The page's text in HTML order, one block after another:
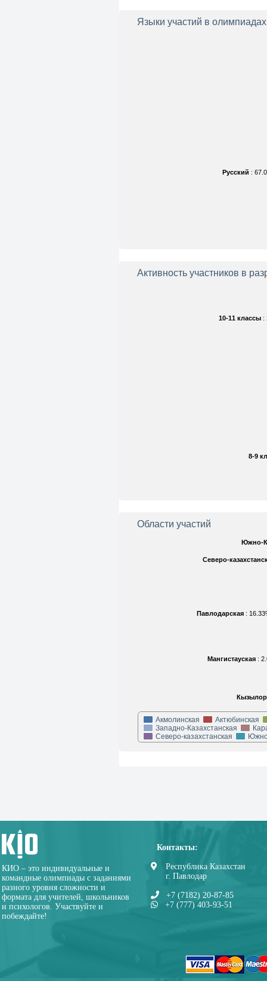
Языки участий в олимпиадах
Русский :
Активность участников в
8-9
10-11 классы :
Области участий
Мангистауская :
Павлодарская :
Северо-
Южно-
Акмолинская
Актюбинская
Западно-Казахстанская
Северо-казахстанская
КИО – это индивидуальные и
командные олимпиады с заданиями
разного уровня сложности и
формата для учителей, школьников
и психологов. Участвуйте и
побеждайте!
Контакты:
Республика Казахстан
г. Павлодар
+7 (7182) 20-87-85
+7 (777) 403-93-51